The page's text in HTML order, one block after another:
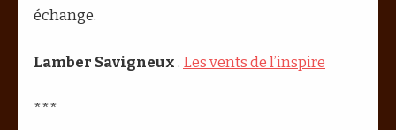
échange.
Lamber Savigneux . Les vents de l’inspire
***